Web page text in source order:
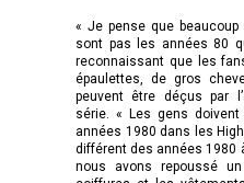
« Je pense que
sont pas les années 80
reconnaissant que les
épaulettes, de gros
peuvent être déçus par
série. « Les gens
années 1980 dans les
différent des années 1980
nous avons repoussé